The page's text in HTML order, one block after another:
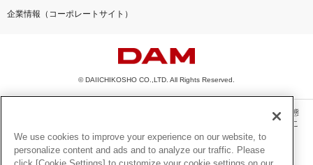
企業情報（コーポレートサイト）
© DAIICHIKOSHO CO.,LTD. All Rights Reserved.
このサイトに掲載されている一切の文章・画像・写真・動画・音声等を、手段や形態
を問わず、著作権法の定める範囲を超えて無断で複製、転載、ファイル化などするこ
とを禁じます。
楽曲及びコンテンツは、機種によりご利用いただけない場合があります。
We use cookies to improve your experience on our website, to
personalize content and ads and to analyze our traffic. Please